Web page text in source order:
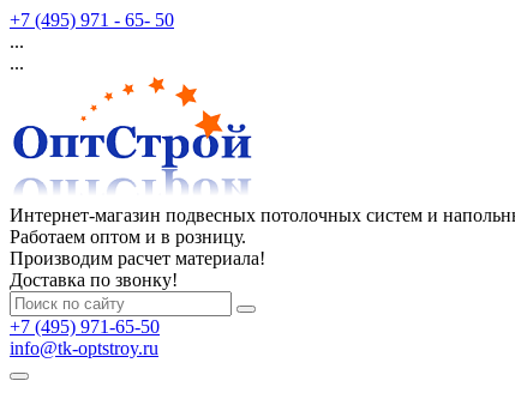
+7 (495) 971 - 65- 50
...
...
Интернет-магазин подвесных потолочных систем и
Работаем оптом и в розницу.
Производим расчет материала!
Доставка по звонку!
+7 (495) 971-65-50
info@tk-optstroy.ru